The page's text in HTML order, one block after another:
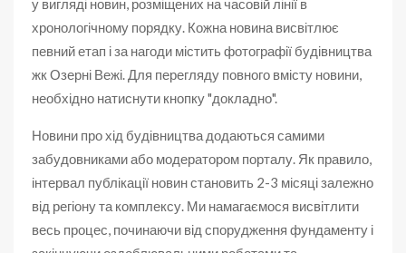
у вигляді новин, розміщених на часовій лінії в
хронологічному порядку. Кожна новина висвітлює
певний етап і за нагоди містить фотографії будівництва
жк Озерні Вежі. Для перегляду повного вмісту новини,
необхідно натиснути кнопку "докладно".
Новини про хід будівництва додаються самими
забудовниками або модератором порталу. Як правило,
інтервал публікації новин становить 2-3 місяці залежно
від регіону та комплексу. Ми намагаємося висвітлити
весь процес, починаючи від спорудження фундаменту і